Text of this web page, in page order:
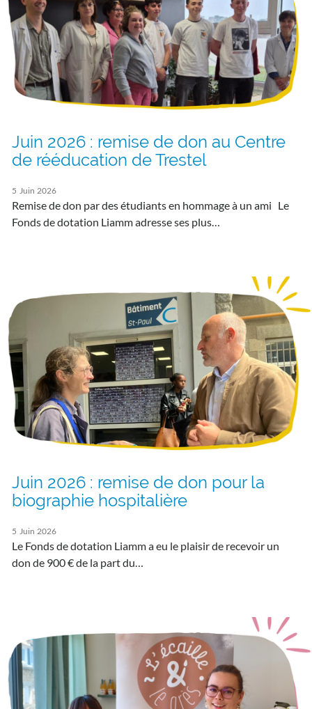
Juin 2026 : remise de don au Centre
de rééducation de Trestel
5 Juin 2026
Remise de don par des étudiants en hommage à un ami Le
Fonds de dotation Liamm adresse ses plus…
Juin 2026 : remise de don pour la
biographie hospitalière
5 Juin 2026
Le Fonds de dotation Liamm a eu le plaisir de recevoir un
don de 900 € de la part du…